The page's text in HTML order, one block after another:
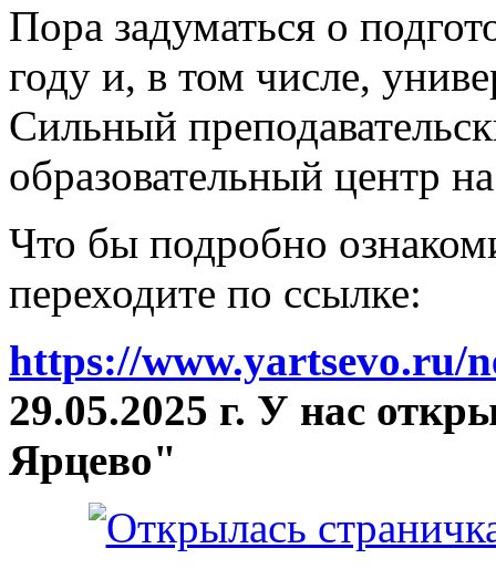
Пора задуматься о
году и, в том числе,
Сильный
образовательный центр
Что бы подробно
переходите по ссылке:
https://www.yartsevo.ru/
29.05.2025 г. У нас
Ярцево"